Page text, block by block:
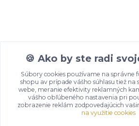
🍪 Ako by ste radi
Súbory cookies používame na správne
shopu av prípade vášho súhlasu tiež na
webe, meranie efektivity reklamných
vášho obľúbeného nastavenia pri
zobrazenie reklám zodpovedajúcich
na využitie cookies